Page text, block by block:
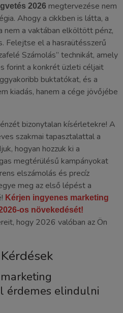
2026 megtervezése nem
Ahogy a cikkben is látta, a
nem a vaktában elköltött pénz,
Felejtse el a hasraütésszerű
Számolás” technikát, amely
forint a konkrét üzleti céljait
buktatókat, és a
kiadás, hanem a cége jövőjébe
bizonytalan kísérletekre! A
szakmai tapasztalattal a
hogyan hozzuk ki a
megtérülésű kampányokat
elszámolás és precíz
meg az első lépést a
Kérjen ingyenes marketing
os növekedését!
hogy 2026 valóban az Ön
érdemes elindulni